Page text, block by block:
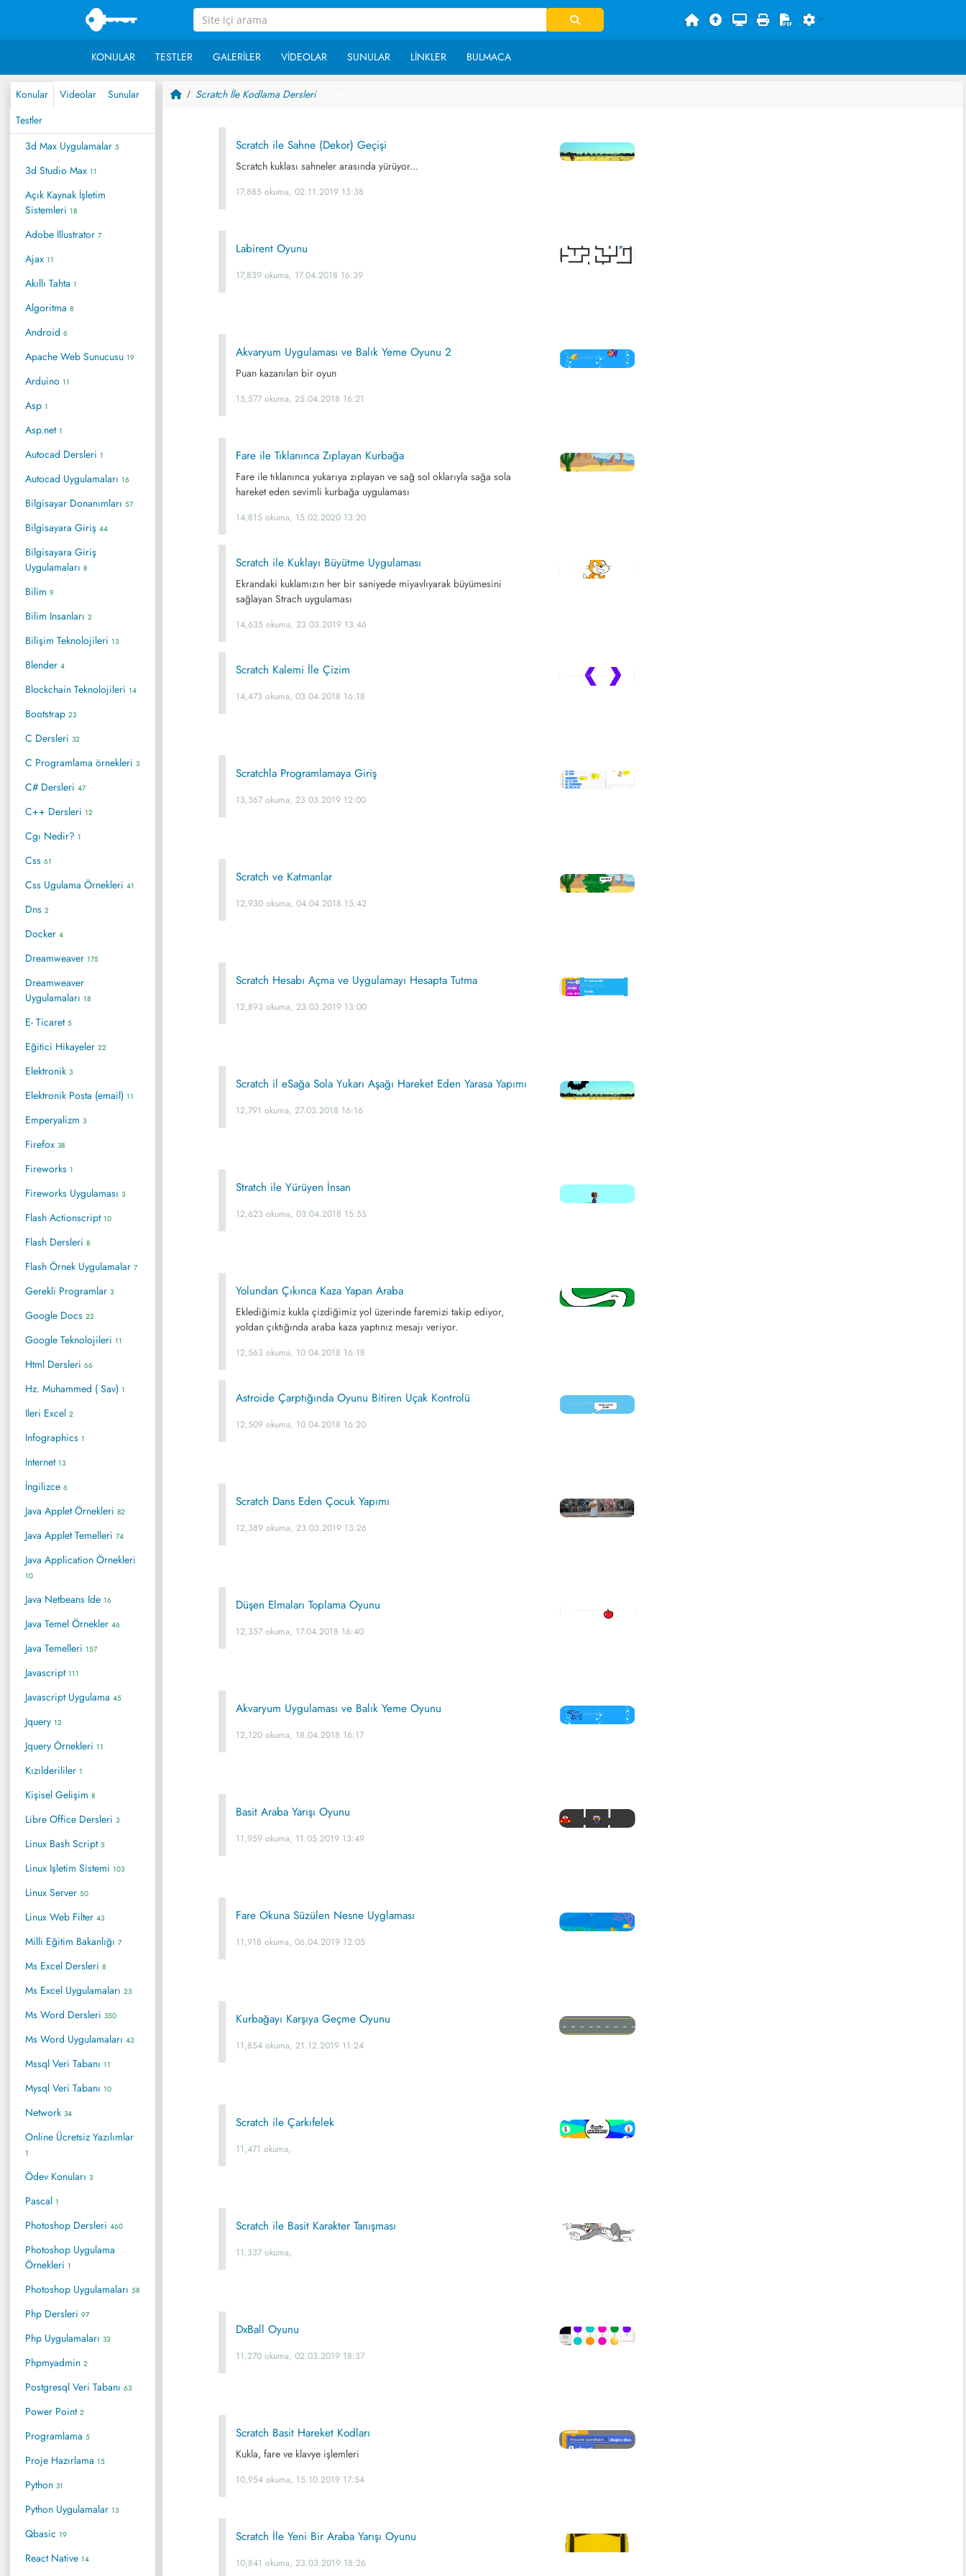
KONULAR TESTLER GALERILER VIDEOLAR SUNULAR LINKLER BULMACA
Konular Videolar
Sunular
Testler
3d Max Uygulamalar 5
3d Studio Max 11
Açık Kaynak İşletim
Sistemleri 18
Adobe Illustrator 7
Ajax 11
Akıllı Tahta 1
Algoritma 8
Android 6
Apache Web Sunucusu 19
Arduino 11
Asp 1
Asp.net 1
Autocad Dersleri 1
Autocad Uygulamaları 16
Bilgisayar Donanımları 57
Bilgisayara Giriş 44
Bilgisayara Giriş
Uygulamaları 8
Bilim 9
Bilim Insanları 2
Bilişim Teknolojileri 13
Blender 4
Blockchain Teknolojileri 14
Bootstrap 23
C Dersleri 32
C Programlama örnekleri 3
C# Dersleri 47
C++ Dersleri 12
Cgı Nedir? 1
Css 61
Css Ugulama Örnekleri 41
Dns 2
Docker 4
Dreamweaver 175
Dreamweaver
Uygulamaları 18
E- Ticaret 5
Eğitici Hikayeler 22
Elektronik 3
Elektronik Posta (email) 11
Emperyalizm 3
Firefox 38
Fireworks 1
Fireworks Uygulaması 3
Flash Actionscript 10
Flash Dersleri 8
Flash Örnek Uygulamalar 7
Gerekli Programlar 3
Google Docs 22
Google Teknolojileri 11
Html Dersleri 66
Hz. Muhammed ( Sav) 1
Ileri Excel 2
Infographics 1
Internet 13
İngilizce 6
Java Applet Örnekleri 82
Java Applet Temelleri 74
Java Application Örnekleri
10
Java Netbeans Ide 16
Java Temel Örnekler 46
Java Temelleri 157
Javascript 111
Javascript Uygulama 45
Jquery 12
Jquery Örnekleri 11
Kızılderililer 1
Kişisel Gelişim 8
Libre Office Dersleri 3
Linux Bash Script 5
Linux Işletim Sistemi 103
Linux Server 50
Linux Web Filter 43
Milli Eğitim Bakanlığı 7
Ms Excel Dersleri 8
Ms Excel Uygulamaları 23
Ms Word Dersleri 350
Ms Word Uygulamaları 43
Mssql Veri Tabanı 11
Mysql Veri Tabanı 10
Network 34
Online Ücretsiz Yazılımlar
1
Ödev Konuları 3
Pascal 1
Photoshop Dersleri 460
Photoshop Uygulama
Örnekleri 1
Photoshop Uygulamaları 58
Php Dersleri 97
Php Uygulamaları 33
Phpmyadmin 2
Postgresql Veri Tabanı 63
Power Point 2
Programlama 5
Proje Hazırlama 15
Python 31
Python Uygulamalar 13
Qbasic 19
React Native 14
Scratch İle Kodlama Dersleri
Scratch ile Sahne (Dekor) Geçişi
Scratch kuklası sahneler arasında yürüyor...
17,885 okuma, 02.11.2019 13:38
Labirent Oyunu
17,839 okuma, 17.04.2018 16:39
Akvaryum Uygulaması ve Balık Yeme Oyunu 2
Puan kazanılan bir oyun
15,577 okuma, 25.04.2018 16:21
Fare ile Tıklanınca Zıplayan Kurbağa
Fare ile tıklanınca yukarıya zıplayan ve sağ sol oklarıyla sağa sola
hareket eden sevimli kurbağa uygulaması
14,815 okuma, 15.02.2020 13:20
Scratch ile Kuklayı Büyütme Uygulaması
Ekrandaki kuklamızın her bir saniyede miyavlıyarak büyümesini
sağlayan Strach uygulaması
14,635 okuma, 23.03.2019 13:46
Scratch Kalemi İle Çizim
14,473 okuma, 03.04.2018 16:18
Scratchla Programlamaya Giriş
13,367 okuma, 23.03.2019 12:00
Scratch ve Katmanlar
12,930 okuma, 04.04.2018 15:42
Scratch Hesabı Açma ve Uygulamayı Hesapta Tutma
12,893 okuma, 23.03.2019 13:00
Scratch il eSağa Sola Yukarı Aşağı Hareket Eden Yarasa Yapımı
12,791 okuma, 27.03.2018 16:16
Stratch ile Yürüyen İnsan
12,623 okuma, 03.04.2018 15:55
Yolundan Çıkınca Kaza Yapan Araba
Eklediğimiz kukla çizdiğimiz yol üzerinde faremizi takip ediyor,
yoldan çıktığında araba kaza yaptınız mesajı veriyor.
12,563 okuma, 10.04.2018 16:18
Astroide Çarptığında Oyunu Bitiren Uçak Kontrolü
12,509 okuma, 10.04.2018 16:20
Scratch Dans Eden Çocuk Yapımı
12,389 okuma, 23.03.2019 13:26
Düşen Elmaları Toplama Oyunu
12,357 okuma, 17.04.2018 16:40
Akvaryum Uygulaması ve Balık Yeme Oyunu
12,120 okuma, 18.04.2018 16:17
Basit Araba Yarışı Oyunu
11,959 okuma, 11.05.2019 13:49
Fare Okuna Süzülen Nesne Uyglaması
11,918 okuma, 06.04.2019 12:05
Kurbağayı Karşıya Geçme Oyunu
11,854 okuma, 21.12.2019 11:24
Scratch ile Çarkıfelek
11,471 okuma,
Scratch ile Basit Karakter Tanışması
11,337 okuma,
DxBall Oyunu
11,270 okuma, 02.03.2019 18:37
Scratch Basit Hareket Kodları
Kukla, fare ve klavye işlemleri
10,954 okuma, 15.10.2019 17:54
Scratch İle Yeni Bir Araba Yarışı Oyunu
10,841 okuma, 23.03.2019 18:26